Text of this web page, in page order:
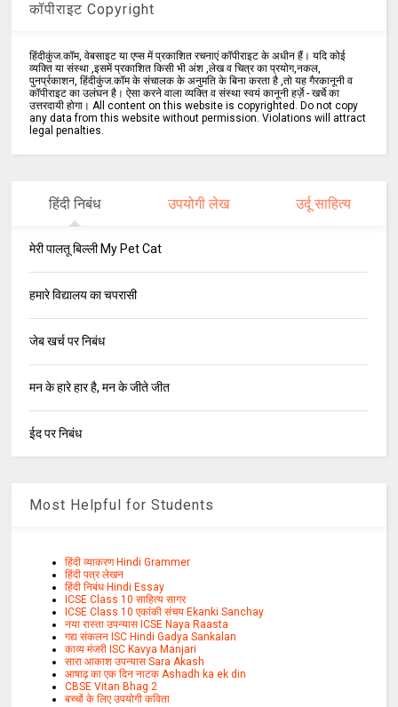
कॉपीराइट Copyright
हिंदीकुंज.कॉम, वेबसाइट या एप्स में प्रकाशित रचनाएं कॉपीराइट के अधीन हैं। यदि कोई
व्यक्ति या संस्था ,इसमें प्रकाशित किसी भी अंश ,लेख व चित्र का प्रयोग,नकल,
पुनर्प्रकाशन, हिंदीकुंज.कॉम के संचालक के अनुमति के बिना करता है ,तो यह गैरकानूनी व
कॉपीराइट का उलंघन है। ऐसा करने वाला व्यक्ति व संस्था स्वयं कानूनी हर्ज़े - खर्चे का
उत्तरदायी होगा। All content on this website is copyrighted. Do not copy
any data from this website without permission. Violations will attract
legal penalties.
हिंदी निबंध उपयोगी लेख उर्दू साहित्य
मेरी पालतू बिल्ली My Pet Cat
हमारे विद्यालय का चपरासी
जेब खर्च पर निबंध
मन के हारे हार है, मन के जीते जीत
ईद पर निबंध
Most Helpful for Students
हिंदी व्याकरण Hindi Grammer
हिंदी पत्र लेखन
हिंदी निबंध Hindi Essay
ICSE Class 10 साहित्य सागर
ICSE Class 10 एकांकी संचय Ekanki Sanchay
नया रास्ता उपन्यास ICSE Naya Raasta
गद्य संकलन ISC Hindi Gadya Sankalan
काव्य मंजरी ISC Kavya Manjari
सारा आकाश उपन्यास Sara Akash
आषाढ़ का एक दिन नाटक Ashadh ka ek din
CBSE Vitan Bhag 2
बच्चों के लिए उपयोगी कविता